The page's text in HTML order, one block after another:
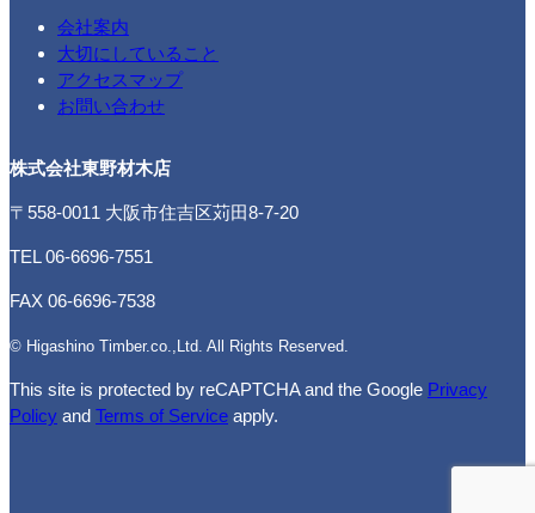
会社案内
大切にしていること
アクセスマップ
お問い合わせ
株式会社東野材木店
〒558-0011 大阪市住吉区苅田8-7-20
TEL 06-6696-7551
FAX 06-6696-7538
© Higashino Timber.co.,Ltd. All Rights Reserved.
This site is protected by reCAPTCHA and the Google Privacy
Policy and Terms of Service apply.